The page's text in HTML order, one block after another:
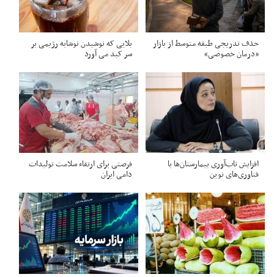
حذف تدریجی طبقه متوسط از بازار
«درمان خصوصی»
بلایی که نوشیدن نوشابه رژیمی بر
سر کبد می آورد
افزایش تاب‌آوری بیمارستان‌ها با
فناوری‌های نوین
فرصتی برای ارتقاء سلامت تولیدات
دامی ایران